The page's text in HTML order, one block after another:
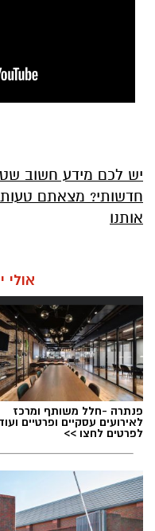
יש לכם מידע חשוב
חדשותי? מצאתם
אותנו
אולי
פנתרה -חלל משותף ומרכז
לאירועים עסקיים ופרטיים
לפרטים לחצו >>